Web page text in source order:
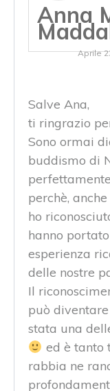
Anna
Aprile
Salve Ana,
ti ringrazio
Sono ormai
buddismo di
perchè,
ho
hanno
esperienza
delle nostre
Il
può
stata una
ed è tanto
rabbia ne